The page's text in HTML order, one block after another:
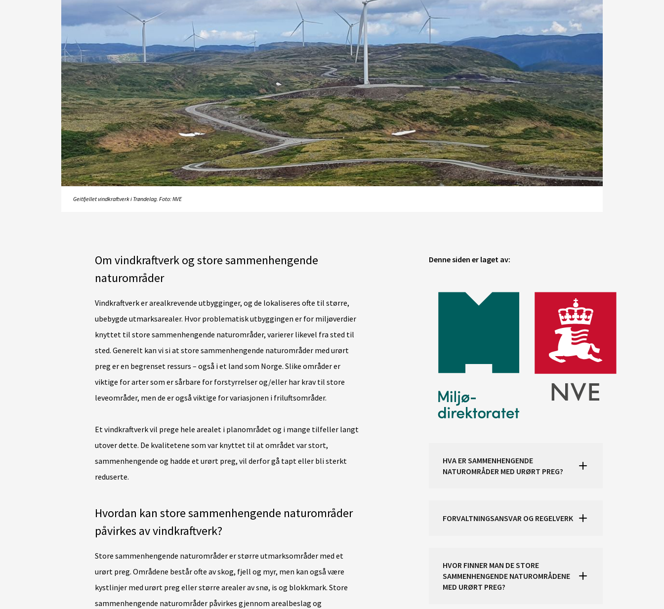
Geitfjellet vindkraftverk i Trøndelag. Foto: NVE
Om vindkraftverk og store sammenhengende
naturområder
Vindkraftverk er arealkrevende utbygginger, og de lokaliseres ofte til større,
ubebygde utmarksarealer. Hvor problematisk utbyggingen er for miljøverdier
knyttet til store sammenhengende naturområder, varierer likevel fra sted til
sted. Generelt kan vi si at store sammenhengende naturområder med urørt
preg er en begrenset ressurs – også i et land som Norge. Slike områder er
viktige for arter som er sårbare for forstyrrelser og/eller har krav til store
leveområder, men de er også viktige for variasjonen i friluftsområder.
Et vindkraftverk vil prege hele arealet i planområdet og i mange tilfeller langt
utover dette. De kvalitetene som var knyttet til at området var stort,
sammenhengende og hadde et urørt preg, vil derfor gå tapt eller bli sterkt
reduserte.
Hvordan kan store sammenhengende naturområder
påvirkes av vindkraftverk?
Store sammenhengende naturområder er større utmarksområder med et
urørt preg. Områdene består ofte av skog, fjell og myr, men kan også være
kystlinjer med urørt preg eller større arealer av snø, is og blokkmark. Store
sammenhengende naturområder påvirkes gjennom arealbeslag og
Denne siden er laget av:
HVA ER SAMMENHENGENDE
NATUROMRÅDER MED URØRT PREG?
FORVALTNINGSANSVAR OG REGELVERK
HVOR FINNER MAN DE STORE
SAMMENHENGENDE NATUROMRÅDENE
MED URØRT PREG?